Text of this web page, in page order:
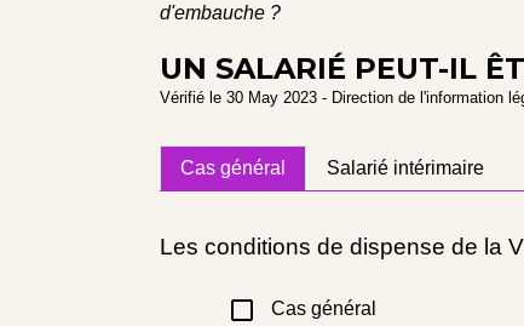
d'embauche ?
UN SALARIÉ PEUT-IL
Vérifié le 30 May 2023 - Direction de l'information
Cas général Salarié intérimaire
Les conditions de dispense de la
check_box_outline_blank Cas général